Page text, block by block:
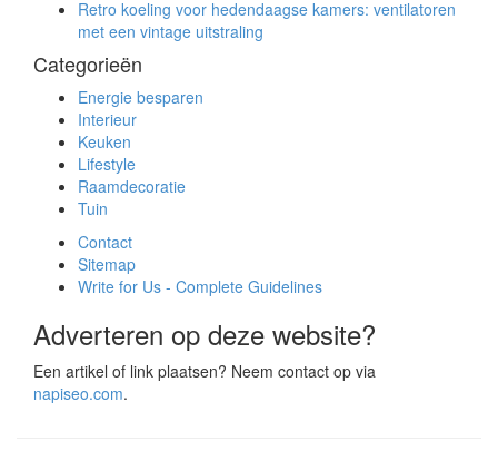
Retro koeling voor hedendaagse kamers: ventilatoren
met een vintage uitstraling
Categorieën
Energie besparen
Interieur
Keuken
Lifestyle
Raamdecoratie
Tuin
Contact
Sitemap
Write for Us - Complete Guidelines
Adverteren op deze website?
Een artikel of link plaatsen? Neem contact op via
napiseo.com.